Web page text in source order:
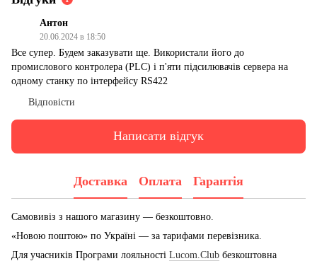
Антон
20.06.2024 в 18:50
Все супер. Будем заказувати ще. Використали його до
промислового контролера (PLC) і п'яти підсилювачів сервера на
одному станку по інтерфейсу RS422
Відповісти
Написати відгук
Доставка Оплата Гарантія
Самовивіз з нашого магазину — безкоштовно.
«Новою поштою» по Україні — за тарифами перевізника.
Для учасників Програми лояльності Lucom.Club безкоштовна